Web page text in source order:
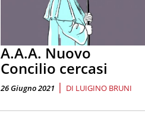
A.A.A. Nuovo
Concilio cercasi
26 Giugno 2021 | DI LUIGINO BRUNI